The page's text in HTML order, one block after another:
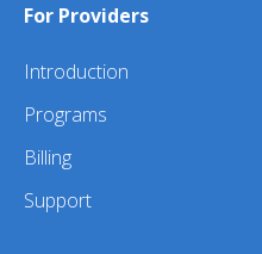
For Providers
Introduction
Programs
Billing
Support